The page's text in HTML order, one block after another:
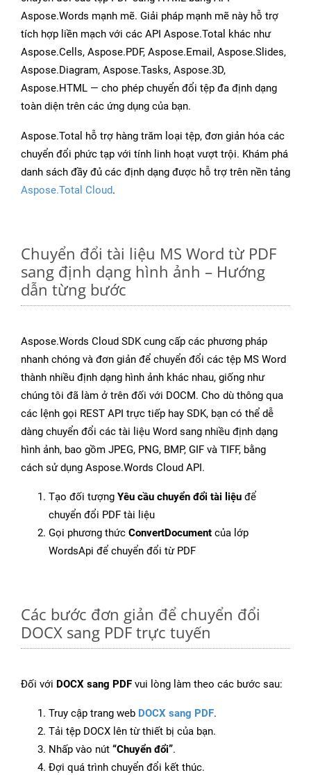
Aspose.Words mạnh mẽ. Giải pháp mạnh mẽ này hỗ trợ
tích hợp liền mạch với các API Aspose.Total khác như
Aspose.Cells, Aspose.PDF, Aspose.Email, Aspose.Slides,
Aspose.Diagram, Aspose.Tasks, Aspose.3D,
Aspose.HTML — cho phép chuyển đổi tệp đa định dạng
toàn diện trên các ứng dụng của bạn.
Aspose.Total hỗ trợ hàng trăm loại tệp, đơn giản hóa các
chuyển đổi phức tạp với tính linh hoạt vượt trội. Khám phá
danh sách đầy đủ các định dạng được hỗ trợ trên nền tảng
Aspose.Total Cloud.
Chuyển đổi tài liệu MS Word từ PDF
sang định dạng hình ảnh – Hướng
dẫn từng bước
Aspose.Words Cloud SDK cung cấp các phương pháp
nhanh chóng và đơn giản để chuyển đổi các tệp MS Word
thành nhiều định dạng hình ảnh khác nhau, giống như
chúng tôi đã làm ở trên đối với DOCM. Cho dù thông qua
các lệnh gọi REST API trực tiếp hay SDK, bạn có thể dễ
dàng chuyển đổi các tài liệu Word sang nhiều định dạng
hình ảnh, bao gồm JPEG, PNG, BMP, GIF và TIFF, bằng
cách sử dụng Aspose.Words Cloud API.
Tạo đối tượng Yêu cầu chuyển đổi tài liệu để
chuyển đổi PDF tài liệu
Gọi phương thức ConvertDocument của lớp
WordsApi để chuyển đổi từ PDF
Các bước đơn giản để chuyển đổi
DOCX sang PDF trực tuyến
Đối với DOCX sang PDF vui lòng làm theo các bước sau:
Truy cập trang web DOCX sang PDF.
Tải tệp DOCX lên từ thiết bị của bạn.
Nhấp vào nút “Chuyển đổi”.
Đợi quá trình chuyển đổi kết thúc.